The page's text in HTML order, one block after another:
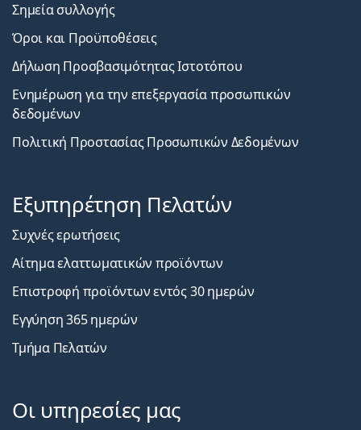
Σημεία συλλογής
Όροι και Προϋποθέσεις
Δήλωση Προσβασιμότητας Ιστοτόπου
Ενημέρωση για την επεξεργασία προσωπικών
δεδομένων
Πολιτική Προστασίας Προσωπικών Δεδομένων
Εξυπηρέτηση Πελατών
Συχνές ερωτήσεις
Αίτημα ελαττωματικών προϊόντων
Επιστροφή προϊόντων εντός 30 ημερών
Εγγύηση 365 ημερών
Τμήμα Πελατών
Οι υπηρεσίες μας